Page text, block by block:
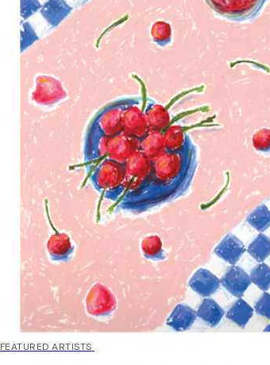
40%*
FEATURED ARTISTS